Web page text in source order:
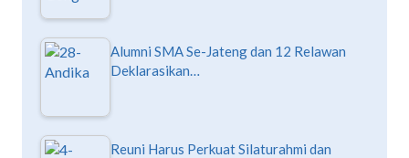
Alumni SMA Se-Jateng dan 12 Relawan
Deklarasikan…
Reuni Harus Perkuat Silaturahmi dan